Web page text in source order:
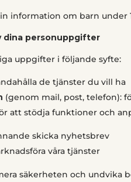
information om barn under
dina personuppgifter
uppgifter i följande syfte:
de tjänster du vill ha
(genom mail, post, telefon):
att stödja funktioner och
skicka nyhetsbrev
våra tjänster
säkerheten och undvika